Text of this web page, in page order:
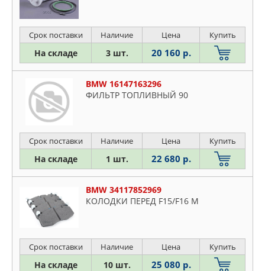
Срок поставки Наличие Цена Купить
На складе 3 шт. 20 160 р.
BMW 16147163296
ФИЛЬТР ТОПЛИВНЫЙ 90
Срок поставки Наличие Цена Купить
На складе 1 шт. 22 680 р.
BMW 34117852969
КОЛОДКИ ПЕРЕД F15/F16 M
Срок поставки Наличие Цена Купить
На складе 10 шт. 25 080 р.